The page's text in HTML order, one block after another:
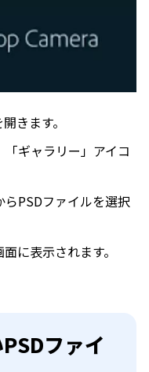
きます。
ギャラリー」アイコ
らPSDファイルを選択
に表示されます。
ファイ